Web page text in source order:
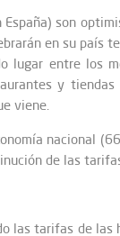
son
en su país
lugar entre los
y
viene.
nacional
de las
las tarifas de